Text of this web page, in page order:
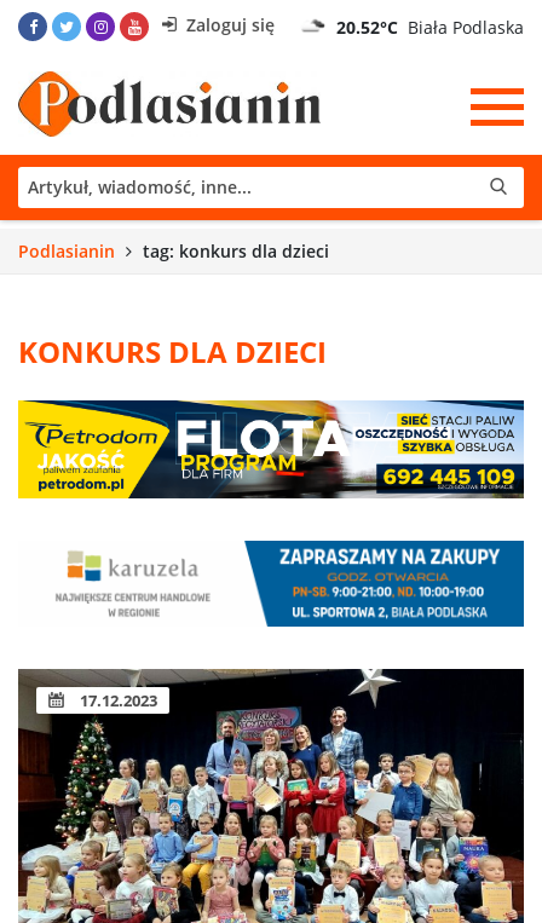
Zaloguj się 20.52°C Biała Podlaska
Podlasianin tag: konkurs dla dzieci
KONKURS DLA DZIECI
17.12.2023